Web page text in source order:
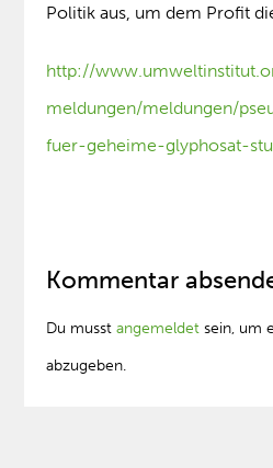
Politik aus, um dem Profit
http://
meldungen/meldungen/
fuer-geheime-glyphosat-
Kommentar
Du musstangemeldet sein, um
abzugeben.